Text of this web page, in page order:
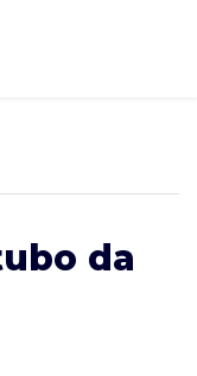
da